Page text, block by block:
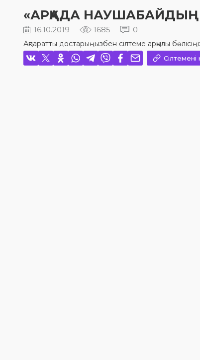
«АРҚАДА
16.10.2019 1685 0
Ақпаратты достарыңызбен сілтеме арқылы
Сілтемені